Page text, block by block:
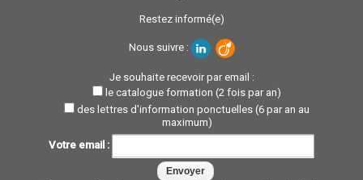
Restez informé(e)
Nous suivre :
Je souhaite recevoir par email :
le catalogue formation (2 fois par an)
des lettres d'information ponctuelles (6 par an au
maximum)
Votre email :